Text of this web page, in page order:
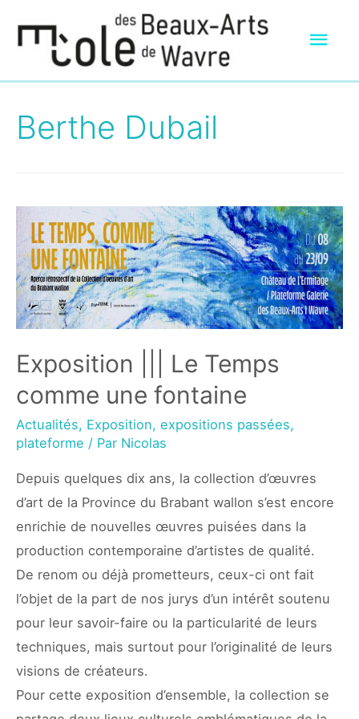
Berthe Dubail
Exposition ||| Le Temps
comme une fontaine
Actualités, Exposition, expositions passées,
plateforme / Par Nicolas
Depuis quelques dix ans, la collection d’œuvres
d’art de la Province du Brabant wallon s’est encore
enrichie de nouvelles œuvres puisées dans la
production contemporaine d’artistes de qualité.
De renom ou déjà prometteurs, ceux-ci ont fait
l’objet de la part de nos jurys d’un intérêt soutenu
pour leur savoir-faire ou la particularité de leurs
techniques, mais surtout pour l’originalité de leurs
visions de créateurs.
Pour cette exposition d’ensemble, la collection se